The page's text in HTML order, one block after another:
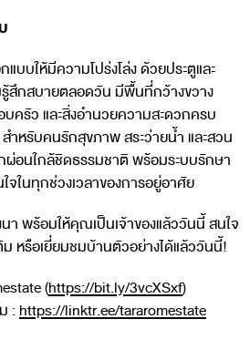
บบให้มีความโปร่งโล่ง ด้วยประตูและ
สึกสบายตลอดวัน มีพื้นที่กว้างขวาง
ครัว และสิ่งอำนวยความสะดวกครบ
ำหรับคนรักสุขภาพ สระว่ายน้ำ และสวน
อนใกล้ชิดธรรมชาติ พร้อมระบบรักษา
ในทุกช่วงเวลาของการอยู่อาศัย
า พร้อมให้คุณเป็นเจ้าของแล้ววันนี้ สนใจ
ม หรือเยี่ยมชมบ้านตัวอย่างได้แล้ววันนี้!
(https://bit.ly/3vcXSxf)
: https://linktr.ee/tararomestate